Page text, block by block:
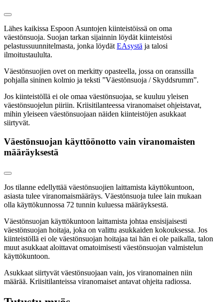
Lähes kaikissa Espoon Asuntojen kiinteistöissä on oma
väestönsuoja. Suojan tarkan sijainnin löydät kiinteistösi
pelastussuunnitelmasta, jonka löydät EAsystä ja talosi
ilmoitustaululta.
Väestönsuojien ovet on merkitty opasteella, jossa on oranssilla
pohjalla sininen kolmio ja teksti ”Väestönsuoja / Skyddsrumm”.
Jos kiinteistöllä ei ole omaa väestönsuojaa, se kuuluu yleisen
väestönsuojelun piiriin. Kriisitilanteessa viranomaiset ohjeistavat,
mihin yleiseen väestönsuojaan näiden kiinteistöjen asukkaat
siirtyvät.
Väestönsuojan käyttöönotto vain viranomaisten
määräyksestä
Jos tilanne edellyttää väestönsuojien laittamista käyttökuntoon,
asiasta tulee viranomaismääräys. Väestönsuoja tulee lain mukaan
olla käyttökunnossa 72 tunnin kuluessa määräyksestä.
Väestönsuojan käyttökuntoon laittamista johtaa ensisijaisesti
väestönsuojan hoitaja, joka on valittu asukkaiden kokouksessa. Jos
kiinteistöllä ei ole väestönsuojan hoitajaa tai hän ei ole paikalla, talon
muut asukkaat aloittavat omatoimisesti väestönsuojan valmistelun
käyttökuntoon.
Asukkaat siirtyvät väestönsuojaan vain, jos viranomainen niin
määrää. Kriisitilanteissa viranomaiset antavat ohjeita radiossa.